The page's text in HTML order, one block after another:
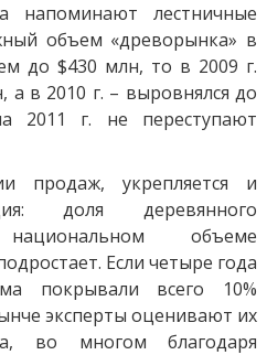
напоминают лестничные
объем «древорынка» в
до $430 млн, то в 2009 г.
а в 2010 г. – выровнялся до
2011 г. не переступают
продаж, укрепляется и
доля деревянного
объеме
Если четыре года
покрывали всего 10%
эксперты оценивают их
во многом благодаря